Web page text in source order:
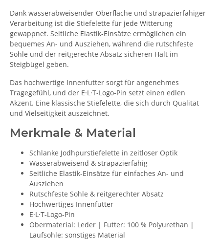
Dank wasserabweisender Oberfläche und strapazierfähiger
Verarbeitung ist die Stiefelette für jede Witterung
gewappnet. Seitliche Elastik-Einsätze ermöglichen ein
bequemes An- und Ausziehen, während die rutschfeste
Sohle und der reitgerechte Absatz sicheren Halt im
Steigbügel geben.
Das hochwertige Innenfutter sorgt für angenehmes
Tragegefühl, und der E·L·T-Logo-Pin setzt einen edlen
Akzent. Eine klassische Stiefelette, die sich durch Qualität
und Vielseitigkeit auszeichnet.
Merkmale & Material
Schlanke Jodhpurstiefelette in zeitloser Optik
Wasserabweisend & strapazierfähig
Seitliche Elastik-Einsätze für einfaches An- und
Ausziehen
Rutschfeste Sohle & reitgerechter Absatz
Hochwertiges Innenfutter
E·L·T-Logo-Pin
Obermaterial: Leder | Futter: 100 % Polyurethan |
Laufsohle: sonstiges Material